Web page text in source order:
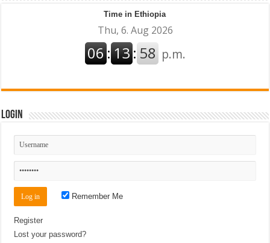
Time in Ethiopia
Login
Remember Me
Register
Lost your password?